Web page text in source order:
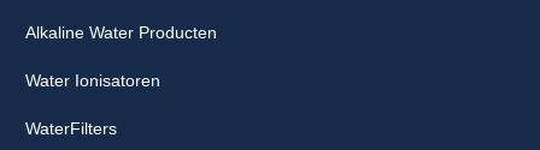
Alkaline Water Producten
Water Ionisatoren
WaterFilters